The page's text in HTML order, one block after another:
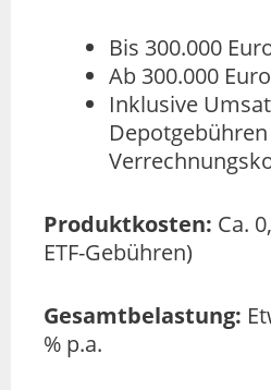
Bis 300.000
Ab 300.000
Inklusive
Produktkosten: Ca.
ETF-Gebühren)
Gesamtbelastung:
% p.a.